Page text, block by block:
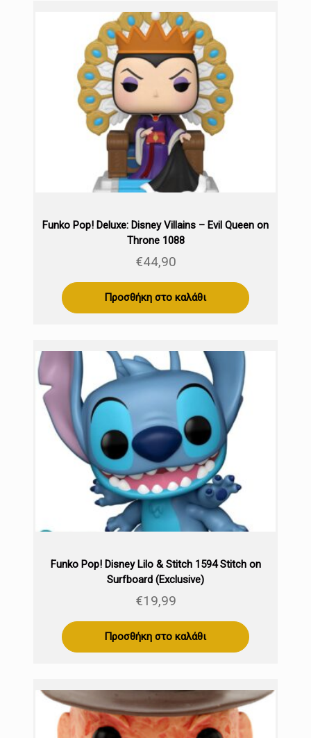
Funko Pop! Deluxe: Disney Villains – Evil Queen on
Throne 1088
€44,90
Προσθήκη στο καλάθι
Funko Pop! Disney Lilo & Stitch 1594 Stitch on
Surfboard (Exclusive)
€19,99
Προσθήκη στο καλάθι